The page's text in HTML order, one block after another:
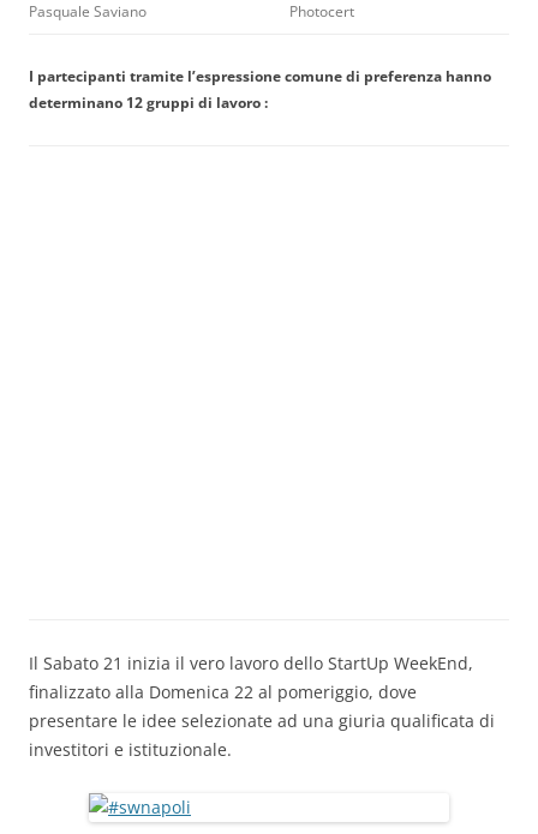
Pasquale Saviano Photocert
I partecipanti tramite l’espressione comune di preferenza hanno
determinano 12gruppi di lavoro :
Il Sabato 21 inizia il vero lavoro dello StartUp WeekEnd,
finalizzato alla Domenica 22 al pomeriggio, dove
presentare le idee selezionate ad una giuria qualificata di
investitori e istituzionale.